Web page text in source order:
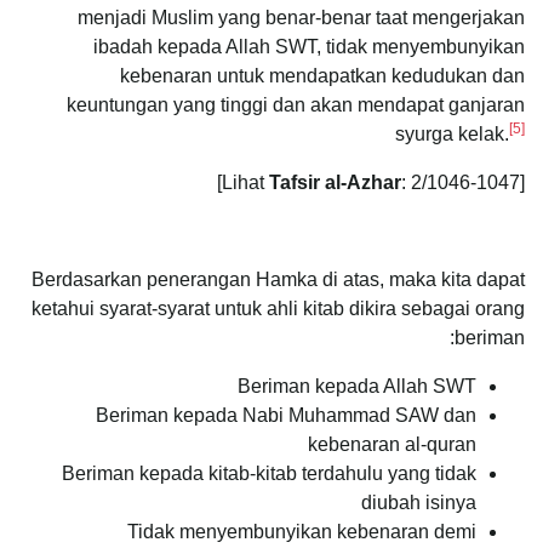
menjadi Muslim yang benar-benar taat mengerjakan
ibadah kepada Allah SWT, tidak menyembunyikan
kebenaran untuk mendapatkan kedudukan dan
keuntungan yang tinggi dan akan mendapat ganjaran
syurga kelak.[5]
[Lihat
Tafsir al-Azhar: 2/1046-1047]
Berdasarkan penerangan Hamka di atas, maka kita dapat
ketahui syarat-syarat untuk ahli kitab dikira sebagai orang
beriman:
Beriman kepada Allah SWT
Beriman kepada Nabi Muhammad SAW dan
kebenaran al-quran
Beriman kepada kitab-kitab terdahulu yang tidak
diubah isinya
Tidak menyembunyikan kebenaran demi